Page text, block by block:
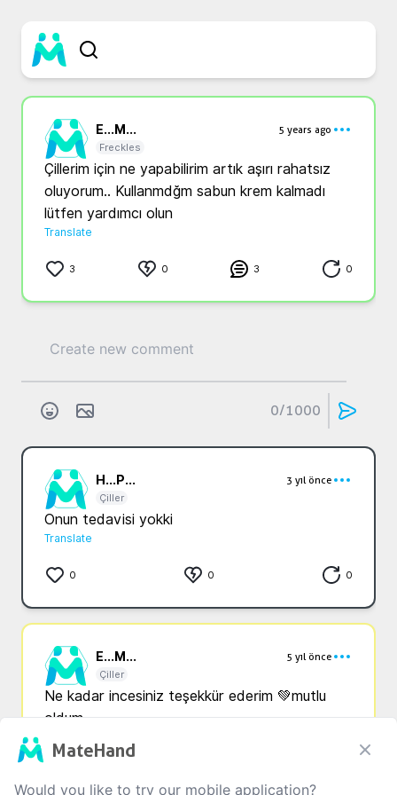
E...M...
5 years ago
Freckles
Çillerim için ne yapabilirim artık aşırı rahatsız
oluyorum.. Kullanmdğm sabun krem kalmadı
lütfen yardımcı olun
Translate
3 0 3 0
0/1000
H...P...
3 yıl önce
Çiller
Onun tedavisi yokki
Translate
0 0 0
E...M...
5 yıl önce
Çiller
Ne kadar incesiniz teşekkür ederim 💚mutlu
oldum
MateHand
Would you like to try our mobile application?